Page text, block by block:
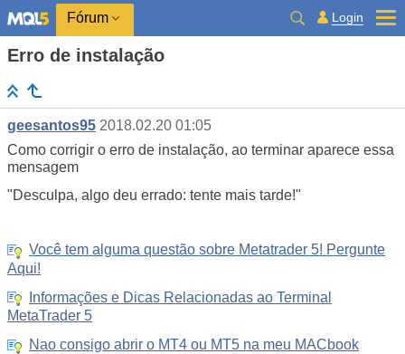
Fórum Login
Erro de instalação
geesantos95 2018.02.20 01:05
Como corrigir o erro de instalação, ao terminar aparece essa
mensagem
"Desculpa, algo deu errado: tente mais tarde!"
Você tem alguma questão sobre Metatrader 5! Pergunte
Aqui!
Informações e Dicas Relacionadas ao Terminal
MetaTrader 5
Nao consigo abrir o MT4 ou MT5 na meu MACbook